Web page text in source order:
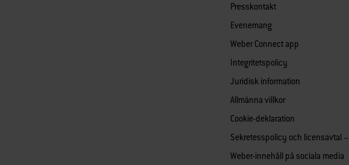
Presskontakt
Evenemang
Weber Connect app
Integritetspolicy
Juridisk information
Allmänna villkor
Cookie-deklaration
Sekretesspolicy och licensavtal –
Weber-innehåll på sociala media